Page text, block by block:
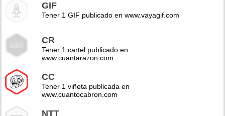
GIF
Tener 1 GIF publicado en www.vayagif.com
CR
Tener 1 cartel publicado en
www.cuantarazon.com
CC
Tener 1 viñeta publicada en
www.cuantocabron.com
NTT